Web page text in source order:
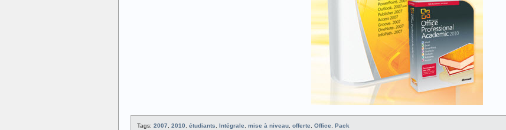
Tags: 2007, 2010, étudiants, Intégrale, mise à niveau, offerte, Office, Pack